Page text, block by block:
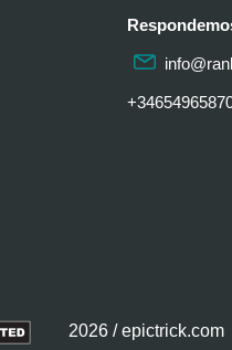
2026 / epictrick.com